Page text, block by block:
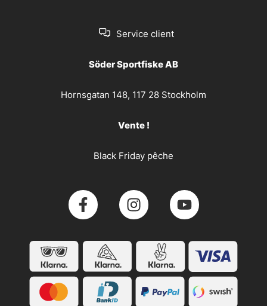
Service client
Söder Sportfiske AB
Hornsgatan 148, 117 28 Stockholm
Vente !
Black Friday pêche